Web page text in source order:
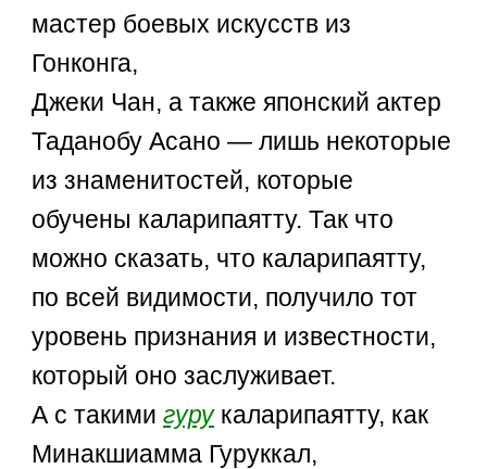
мастер боевых искусств из
Гонконга,
Джеки Чан, а также японский актер
Таданобу Асано — лишь некоторые
из знаменитостей, которые
обучены каларипаятту. Так что
можно сказать, что каларипаятту,
по всей видимости, получило тот
уровень признания и известности,
который оно заслуживает.
А с такимигурукаларипаятту, как
Минакшиамма Гуруккал,